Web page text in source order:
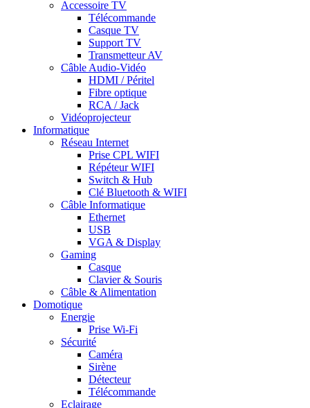
Accessoire TV
Télécommande
Casque TV
Support TV
Transmetteur AV
Câble Audio-Vidéo
HDMI / Péritel
Fibre optique
RCA / Jack
Vidéoprojecteur
Informatique
Réseau Internet
Prise CPL WIFI
Répéteur WIFI
Switch & Hub
Clé Bluetooth & WIFI
Câble Informatique
Ethernet
USB
VGA & Display
Gaming
Casque
Clavier & Souris
Câble & Alimentation
Domotique
Energie
Prise Wi-Fi
Sécurité
Caméra
Sirène
Détecteur
Télécommande
Eclairage